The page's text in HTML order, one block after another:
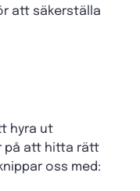
att säkerställa
hyra ut
på att hitta rätt
oss med: